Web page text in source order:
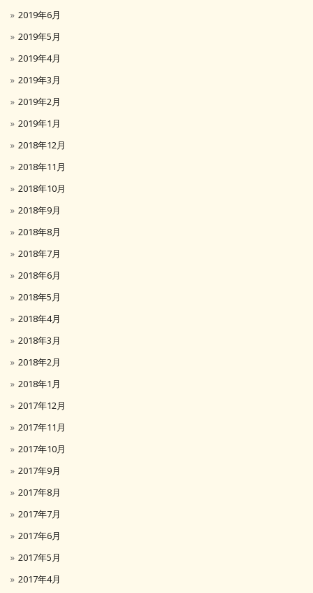
2019年6月
2019年5月
2019年4月
2019年3月
2019年2月
2019年1月
2018年12月
2018年11月
2018年10月
2018年9月
2018年8月
2018年7月
2018年6月
2018年5月
2018年4月
2018年3月
2018年2月
2018年1月
2017年12月
2017年11月
2017年10月
2017年9月
2017年8月
2017年7月
2017年6月
2017年5月
2017年4月